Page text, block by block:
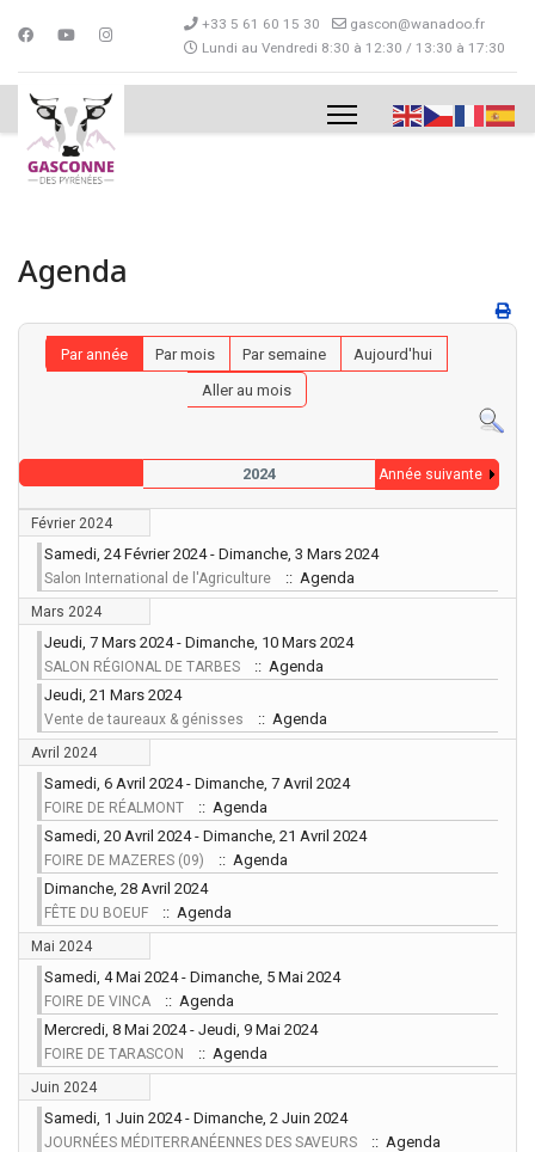
+33 5 61 60 15 30
gascon@wanadoo.fr
Lundi au Vendredi 8:30 à 12:30 / 13:30 à 17:30
Agenda
Par année Par mois Par semaine
Aujourd'hui
Aller au mois
2024 Année suivante
Février 2024
Samedi, 24 Février 2024 - Dimanche, 3 Mars 2024
Salon International de l'Agriculture :: Agenda
Mars 2024
Jeudi, 7 Mars 2024 - Dimanche, 10 Mars 2024
SALON RÉGIONAL DE TARBES
:: Agenda
Jeudi, 21 Mars 2024
Vente de taureaux & génisses :: Agenda
Avril 2024
Samedi, 6 Avril 2024 - Dimanche, 7 Avril 2024
FOIRE DE RÉALMONT
:: Agenda
Samedi, 20 Avril 2024 - Dimanche, 21 Avril 2024
FOIRE DE MAZERES (09)
:: Agenda
Dimanche, 28 Avril 2024
FÊTE DU BOEUF :: Agenda
Mai 2024
Samedi, 4 Mai 2024 - Dimanche, 5 Mai 2024
FOIRE DE VINCA
:: Agenda
Mercredi, 8 Mai 2024 - Jeudi, 9 Mai 2024
FOIRE DE TARASCON :: Agenda
Juin 2024
Samedi, 1 Juin 2024 - Dimanche, 2 Juin 2024
JOURNÉES MÉDITERRANÉENNES DES SAVEURS :: Agenda